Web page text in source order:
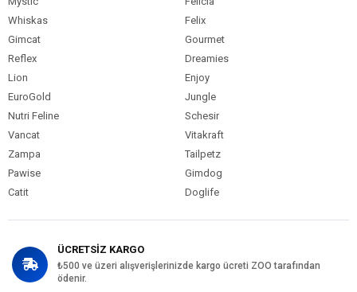
Whiskas
Felix
Gimcat
Gourmet
Reflex
Dreamies
Lion
Enjoy
EuroGold
Jungle
Nutri Feline
Schesir
Vancat
Vitakraft
Zampa
Tailpetz
Pawise
Gimdog
Catit
Doglife
ÜCRETSİZ KARGO
₺500 ve üzeri alışverişlerinizde kargo ücreti ZOO tarafından
ödenir.